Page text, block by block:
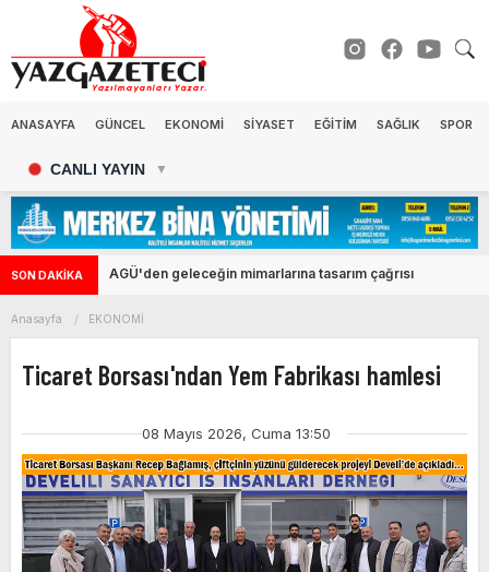
ANASAYFA GÜNCEL EKONOMİ SİYASET EĞİTİM SAĞLIK SPOR
CANLI YAYIN ▼
SON DAKİKA Kayserispor Başkanı Ali Çamlı: Yasak kalktı, hayırlı olsun
Anasayfa EKONOMİ
Ticaret Borsası'ndan Yem Fabrikası hamlesi
08 Mayıs 2026, Cuma 13:50